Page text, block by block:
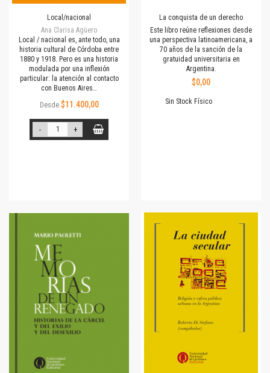
Local/nacional
Ana Clarisa Agüero
Local / nacional es, ante todo, una
historia cultural de Córdoba entre
1880 y 1918. Pero es una historia
modulada por una inflexión
particular: la atención al contacto
con Buenos Aires…
Desde $11.400,00
- +
La conquista de un derecho
Este libro reúne reflexiones desde
una perspectiva latinoamericana, a
70 años de la sanción de la
gratuidad universitaria en
Argentina.
$0,00
Sin Stock Físico